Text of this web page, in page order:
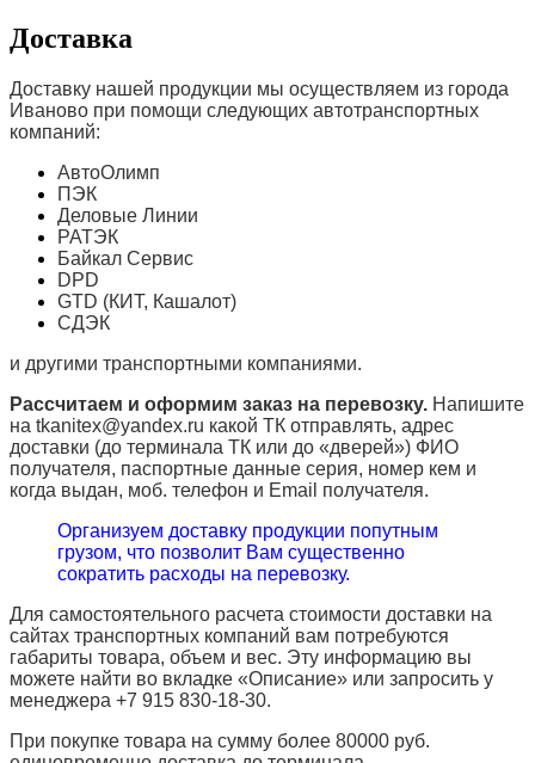
Доставка
Доставку нашей продукции мы осуществляем из города
Иваново при помощи следующих автотранспортных
компаний:
АвтоОлимп
ПЭК
Деловые Линии
РАТЭК
Байкал Сервис
DPD
GTD (КИТ, Кашалот)
СДЭК
и другими транспортными компаниями.
Рассчитаем и оформим заказ на перевозку. Напишите
на tkanitex@yandex.ru какой ТК отправлять, адрес
доставки (до терминала ТК или до «дверей») ФИО
получателя, паспортные данные серия, номер кем и
когда выдан, моб. телефон и Email получателя.
Организуем доставку продукции попутным
грузом, что позволит Вам существенно
сократить расходы на перевозку.
Для самостоятельного расчета стоимости доставки на
сайтах транспортных компаний вам потребуются
габариты товара, объем и вес. Эту информацию вы
можете найти во вкладке «Описание» или запросить у
менеджера +7 915 830-18-30.
При покупке товара на сумму более 80000 руб.